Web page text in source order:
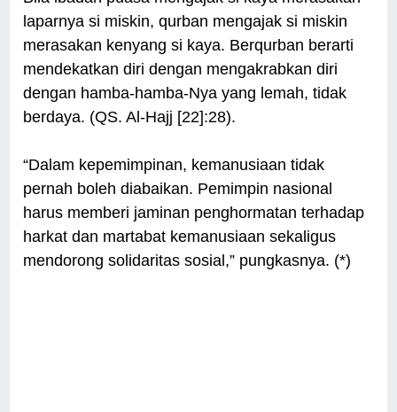
laparnya si miskin, qurban mengajak si miskin
merasakan kenyang si kaya. Berqurban berarti
mendekatkan diri dengan mengakrabkan diri
dengan hamba-hamba-Nya yang lemah, tidak
berdaya. (QS. Al-Hajj [22]:28).
“Dalam kepemimpinan, kemanusiaan tidak
pernah boleh diabaikan. Pemimpin nasional
harus memberi jaminan penghormatan terhadap
harkat dan martabat kemanusiaan sekaligus
mendorong solidaritas sosial,” pungkasnya. (*)